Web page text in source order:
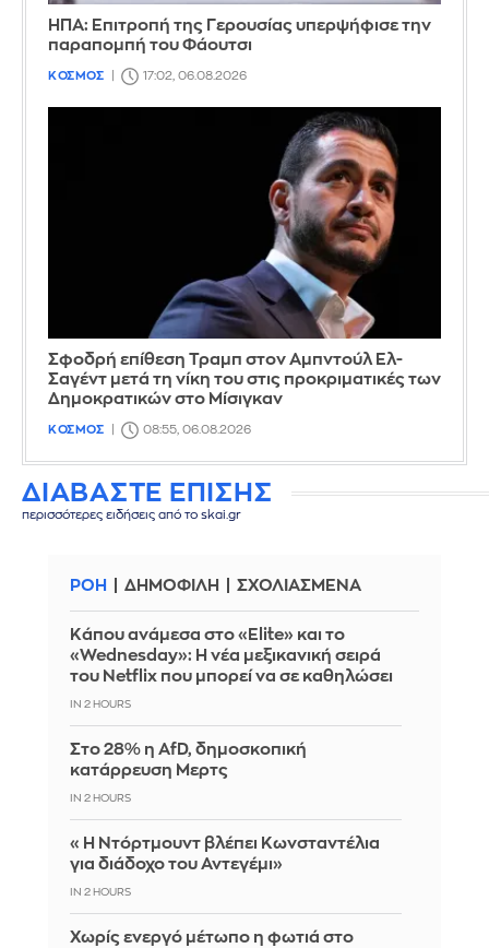
ΗΠΑ: Επιτροπή της Γερουσίας υπερψήφισε την
παραπομπή του Φάουτσι
ΚΟΣΜΟΣ 17:02, 06.08.2026
Σφοδρή επίθεση Τραμπ στον Αμπντούλ Ελ-
Σαγέντ μετά τη νίκη του στις προκριματικές των
Δημοκρατικών στο Μίσιγκαν
ΚΟΣΜΟΣ 08:55, 06.08.2026
ΔΙΑΒΑΣΤΕ ΕΠΙΣΗΣ
περισσότερες ειδήσεις από το skai.gr
ΡΟΗ ΔΗΜΟΦΙΛΗ ΣΧΟΛΙΑΣΜΕΝΑ
Κάπου ανάμεσα στο «Elite» και το
«Wednesday»: Η νέα μεξικανική σειρά
του Netflix που μπορεί να σε καθηλώσει
IN 2 HOURS
Στο 28% η AfD, δημοσκοπική
κατάρρευση Μερτς
IN 2 HOURS
«Η Ντόρτμουντ βλέπει Κωνσταντέλια
για διάδοχο του Αντεγέμι»
IN 2 HOURS
Χωρίς ενεργό μέτωπο η φωτιά στο